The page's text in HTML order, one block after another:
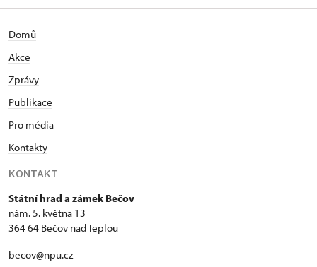
Domů
Akce
Zprávy
Publikace
Pro média
Kontakty
KONTAKT
Státní hrad a zámek Bečov
nám. 5. května 13
364 64 Bečov nad Teplou
becov@npu.cz